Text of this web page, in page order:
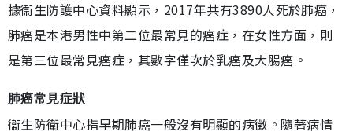
據衞生防護中心資料顯示，2017年共有3890人死於肺癌，
肺癌是本港男性中第二位最常見的癌症，在女性方面，則
是第三位最常見癌症，其數字僅次於乳癌及大腸癌。
肺癌常見症狀
衞生防衛中心指早期肺癌一般沒有明顯的病徵。隨著病情